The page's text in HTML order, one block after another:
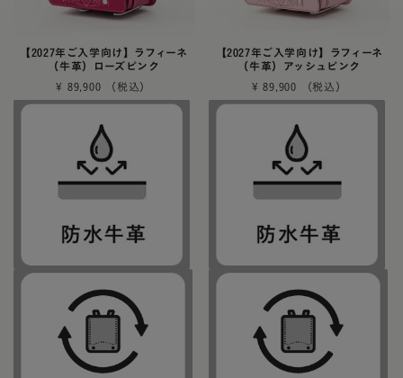
【2027年ご入学向け】ラフィーネ
（牛革）ローズピンク
¥ 89,900
【2027年ご入学向け】ラフィーネ
（牛革）アッシュピンク
¥ 89,900